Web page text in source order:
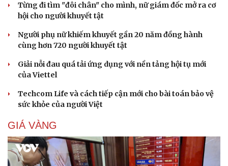
Từng đi tìm "đôi chân" cho mình, nữ giám đốc mở ra cơ
hội cho người khuyết tật
Người phụ nữ khiếm khuyết gần 20 năm đồng hành
cùng hơn 720 người khuyết tật
Giải nỗi đau quá tải ứng dụng với nền tảng hội tụ mới
của Viettel
Techcom Life và cách tiếp cận mới cho bài toán bảo vệ
sức khỏe của người Việt
GIÁ VÀNG